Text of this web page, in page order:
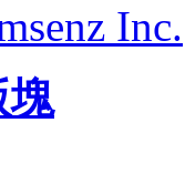
Inc.
塊